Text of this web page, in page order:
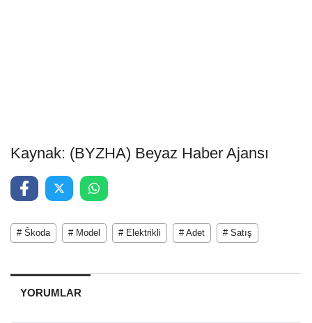
Kaynak: (BYZHA) Beyaz Haber Ajansı
# Škoda # Model # Elektrikli # Adet # Satış
YORUMLAR